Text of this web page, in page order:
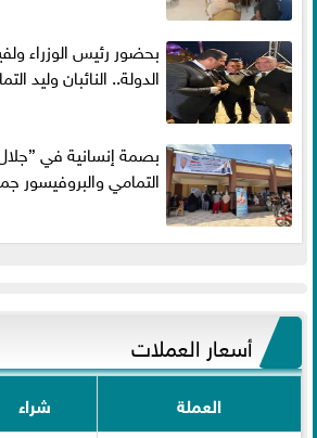
بحضور رئيس الوزراء
الدولة.. النائبان وليد
بصمة إنسانية في
التمامي والبروفيسور
أسعار العملات
العملة شراء